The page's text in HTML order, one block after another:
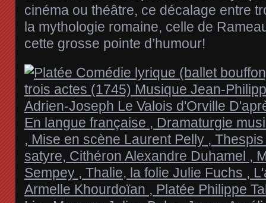
cinéma ou théâtre, ce décalage entre
la mythologie romaine, celle de
cette grosse pointe d’humour!